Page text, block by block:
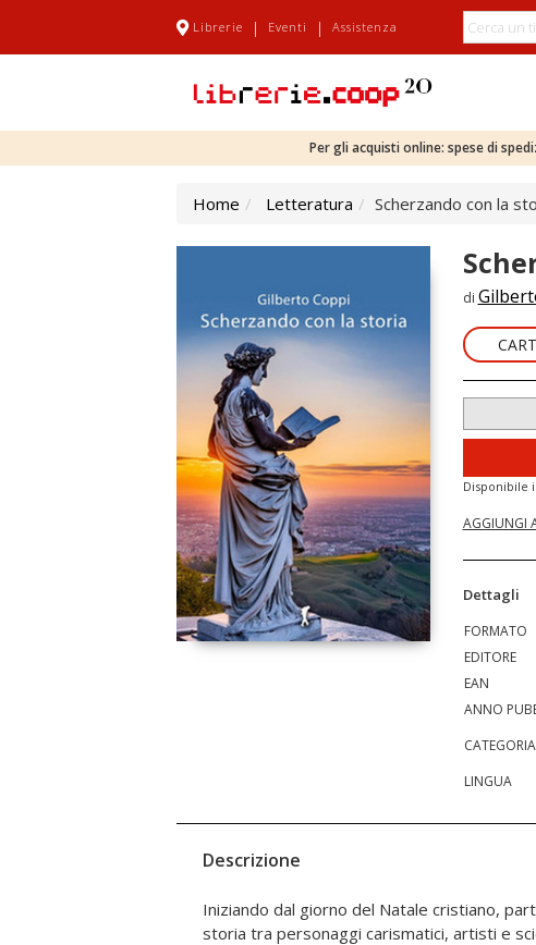
Librerie | Eventi | Assistenza
Per gli acquisti online: spese di
Home Letteratura Scherzando con la
di
Disponibile
AGGIUNGI
Dettagli
FORMATO
EDITORE
EAN
ANNO
CATEGORIA
LINGUA
Descrizione
Iniziando dal giorno del Natale cristiano,
storia tra personaggi carismatici, artisti e
nell'ombra. L'andamento della narrazione
goliardica e dissacratoria dell'autore, che